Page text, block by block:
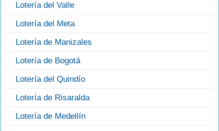
Lotería del Valle
Lotería del Meta
Lotería de Manizales
Lotería de Bogotá
Lotería del Quindío
Lotería de Risaralda
Lotería de Medellín